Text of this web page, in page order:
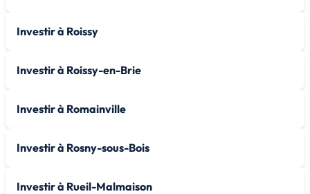
Investir à Roissy
Investir à Roissy-en-Brie
Investir à Romainville
Investir à Rosny-sous-Bois
Investir à Rueil-Malmaison